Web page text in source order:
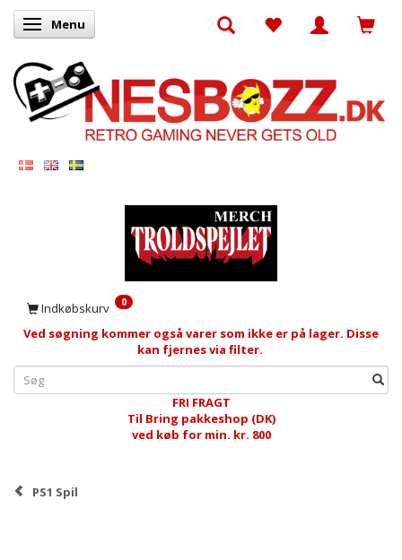
Skifte navigation
Menu
Indkøbskurv 0
Ved søgning kommer også varer som ikke er på lager. Disse
kan fjernes via filter.
FRI FRAGT
Til Bring pakkeshop (DK)
ved køb for min. kr. 800
PS1 Spil